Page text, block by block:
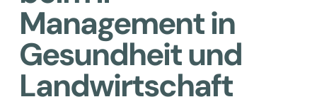
Management in
Gesundheit und
Landwirtschaft